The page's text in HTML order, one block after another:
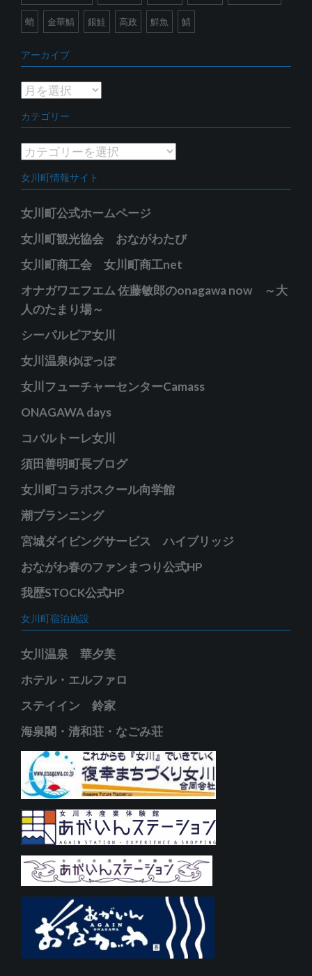
蛸 金華鯖 銀鮭 高政 鮮魚 鯖
アーカイブ
ア
カ
イ
ブ
カテゴリー
カ
ゴ
リ
女川町情報サイト
女川町公式ホームページ
女川町観光協会 おながわたび
女川町商工会 女川町商工net
オナガワエフエム 佐藤敏郎のonagawa now ～大
人のたまり場～
シーパルピア女川
女川温泉ゆぽっぽ
女川フューチャーセンターCamass
ONAGAWA days
コバルトーレ女川
須田善明町長ブログ
女川町コラボスクール向学館
潮プランニング
宮城ダイビングサービス ハイブリッジ
おながわ春のファンまつり公式HP
我歴STOCK公式HP
女川町宿泊施設
女川温泉 華夕美
ホテル・エルファロ
ステイイン 鈴家
海泉閣・清和荘・なごみ荘